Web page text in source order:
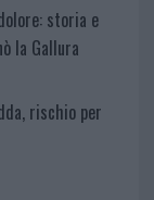
storia e
la Gallura
rischio per